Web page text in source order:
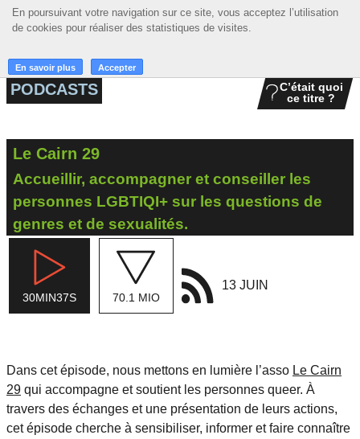
En poursuivant votre navigation sur ce site, vous acceptez l’utilisation
de cookies pour réaliser des statistiques de visites.
En savoir plus Accepter
En poursuivant votre navigation sur ce site, vous acceptez l’utilisation
de cookies pour réaliser des statistiques de visites.
En savoir plus Accepter
☰ MENU
ACCUEIL
MUSIQUE
ACTIONS
LA RADIO
PODCASTS
C’était quoi
ce titre ?
Le Cairn 29
Accueillir, accompagner et conseiller les
personnes LGBTIQI+ sur les questions de
genres et de sexualités.
30MIN37S 70.1 MIO
13 JUIN
Dans cet épisode, nous mettons en lumière l’asso Le Cairn
29 qui accompagne et soutient les personnes queer. À
travers des échanges et une présentation de leurs actions,
cet épisode cherche à sensibiliser, informer et faire connaître